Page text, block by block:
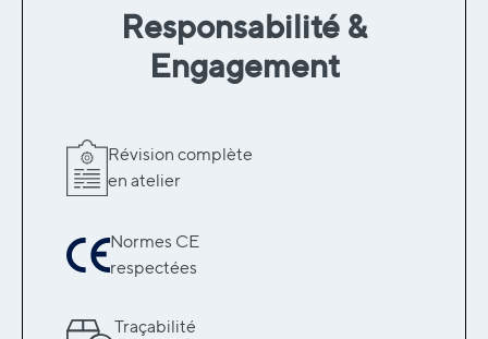
Responsabilité &
Engagement
Révision complète
en atelier
Normes CE
respectées
Traçabilité